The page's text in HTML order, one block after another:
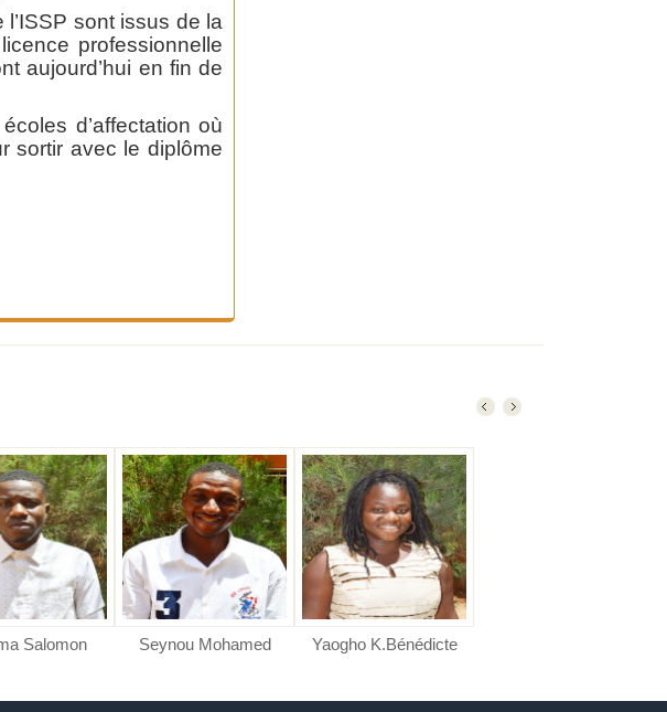
sont issus de la
professionnelle
aujourd’hui en fin de
d’affectation où
sortir avec le diplôme
Seynou Mohamed Yaogho K.Bénédicte